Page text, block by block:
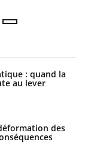
: quand la
au lever
des